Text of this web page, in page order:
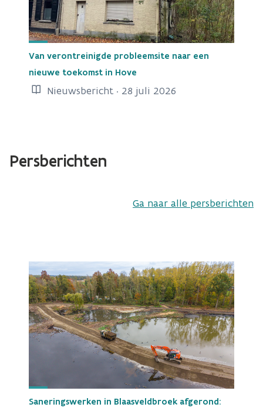
Van verontreinigde probleemsite naar een
nieuwe toekomst in Hove
Nieuwsbericht · 28 juli 2026
Persberichten
Ga naar alle persberichten
Saneringswerken in Blaasveldbroek afgerond: